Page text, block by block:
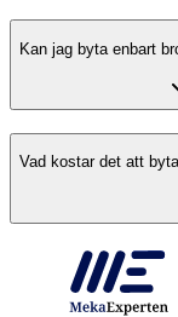
Kan jag byta enbart
Vad kostar det att